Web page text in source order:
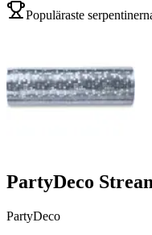
Populäraste
PartyDeco
PartyDeco